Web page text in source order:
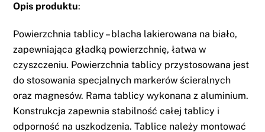
Opis produktu:
Powierzchnia tablicy – blacha lakierowana na biało,
zapewniająca gładką powierzchnię, łatwa w
czyszczeniu. Powierzchnia tablicy przystosowana jest
do stosowania specjalnych markerów ścieralnych
oraz magnesów. Rama tablicy wykonana z aluminium.
Konstrukcja zapewnia stabilność całej tablicy i
odporność na uszkodzenia. Tablice należy montować